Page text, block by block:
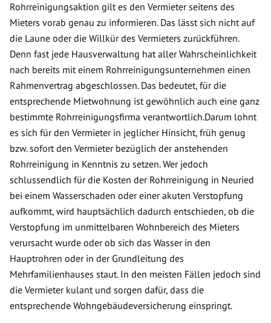
Rohrreinigungsaktion gilt es den Vermieter seitens des
Mieters vorab genau zu informieren. Das lässt sich nicht auf
die Laune oder die Willkür des Vermieters zurückführen.
Denn fast jede Hausverwaltung hat aller Wahrscheinlichkeit
nach bereits mit einem Rohrreinigungsunternehmen einen
Rahmenvertrag abgeschlossen. Das bedeutet, für die
entsprechende Mietwohnung ist gewöhnlich auch eine ganz
bestimmte Rohrreinigungsfirma verantwortlich.Darum lohnt
es sich für den Vermieter in jeglicher Hinsicht, früh genug
bzw. sofort den Vermieter bezüglich der anstehenden
Rohrreinigung in Kenntnis zu setzen. Wer jedoch
schlussendlich für die Kosten der Rohrreinigung in Neuried
bei einem Wasserschaden oder einer akuten Verstopfung
aufkommt, wird hauptsächlich dadurch entschieden, ob die
Verstopfung im unmittelbaren Wohnbereich des Mieters
verursacht wurde oder ob sich das Wasser in den
Hauptrohren oder in der Grundleitung des
Mehrfamilienhauses staut. In den meisten Fällen jedoch sind
die Vermieter kulant und sorgen dafür, dass die
entsprechende Wohngebäudeversicherung einspringt.